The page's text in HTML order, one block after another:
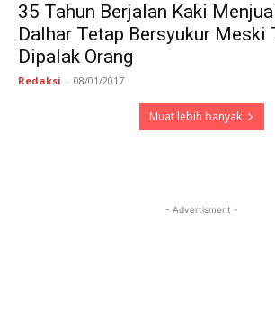
35 Tahun Berjalan Kaki
Dalhar Tetap Bersyukur Meski
Dipalak Orang
Redaksi - 08/01/2017
Muat lebih banyak
- Advertisment -